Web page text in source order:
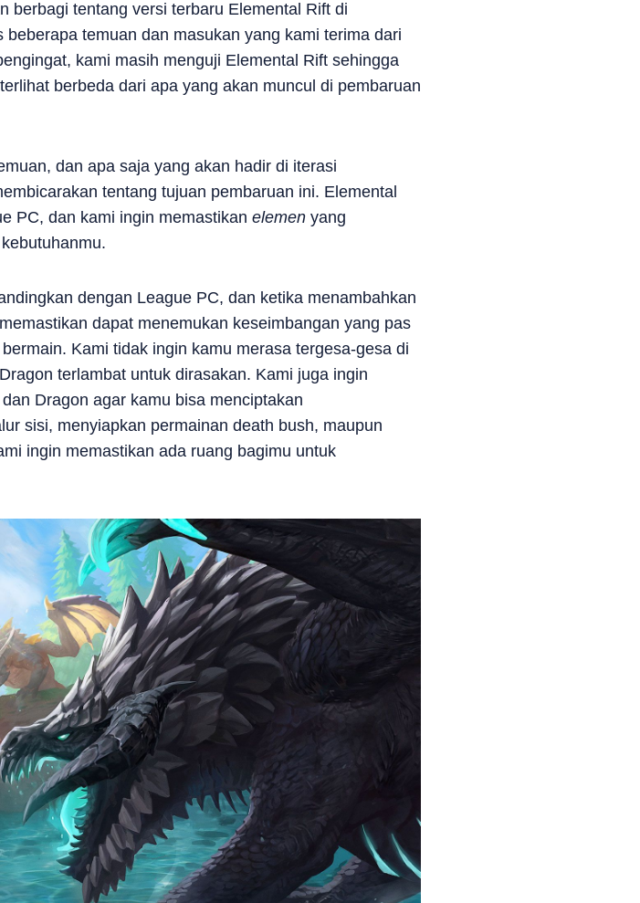
berbagi tentang versi terbaru Elemental Rift di
temuan dan masukan yang kami terima dari
kami masih menguji Elemental Rift sehingga
berbeda dari apa yang akan muncul di pembaruan
dan apa saja yang akan hadir di iterasi
tentang tujuan pembaruan ini. Elemental
PC, dan kami ingin memastikan elemen yang
dengan League PC, dan ketika menambahkan
dapat menemukan keseimbangan yang pas
Kami tidak ingin kamu merasa tergesa-gesa di
terlambat untuk dirasakan. Kami juga ingin
Dragon agar kamu bisa menciptakan
sisi, menyiapkan permainan death bush, maupun
ingin memastikan ada ruang bagimu untuk